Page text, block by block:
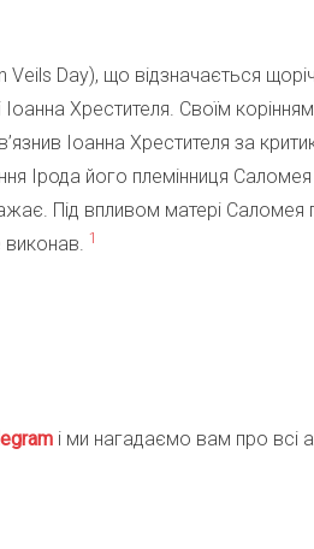
Veils Day), що відзначається
Іоанна Хрестителя. Своїм
Іоанна Хрестителя за
Ірода його племінниця
Під впливом матері
виконав. 1
m і ми нагадаємо вам про всі